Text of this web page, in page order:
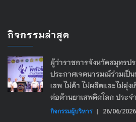
กิจกรรมล่าสุด
ผู้ว่าราชการจังหวัดสมุทรป
ประกาศเจตนารมณ์ร่วมเป็
เสพ ไม่ค้า ไม่ผลิตและไม่ยุ่ง
ต่อต้านยาเสพติดโลก ประจ
กิจกรรมผู้บริหาร | 26/06/2026